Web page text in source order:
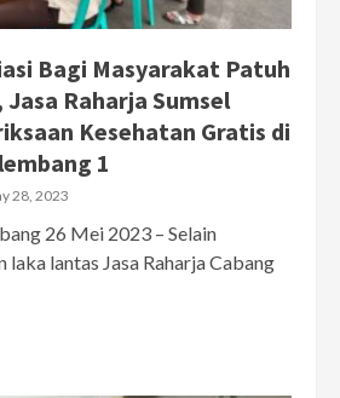
Bagi Masyarakat Patuh
Jasa Raharja Sumsel
Kesehatan Gratis di
1
28, 2023
26 Mei 2023 – Selain
laka lantas Jasa Raharja Cabang